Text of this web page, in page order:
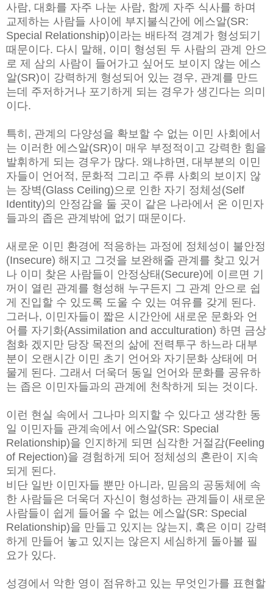
사람, 대화를 자주 나눈 사람, 함께 자주 식사를 하며
교제하는 사람들 사이에 부지불식간에 에스알(SR:
Special Relationship)이라는 배타적 경계가 형성되기
때문이다. 다시 말해, 이미 형성된 두 사람의 관계 안으
로 제 삼의 사람이 들어가고 싶어도 보이지 않는 에스
알(SR)이 강력하게 형성되어 있는 경우, 관계를 만드
는데 주저하거나 포기하게 되는 경우가 생긴다는 의미
이다.
특히, 관계의 다양성을 확보할 수 없는 이민 사회에서
는 이러한 에스알(SR)이 매우 부정적이고 강력한 힘을
발휘하게 되는 경우가 많다. 왜냐하면, 대부분의 이민
자들이 언어적, 문화적 그리고 주류 사회의 보이지 않
는 장벽(Glass Ceiling)으로 인한 자기 정체성(Self
Identity)의 안정감을 둘 곳이 같은 나라에서 온 이민자
들과의 좁은 관계밖에 없기 때문이다.
새로운 이민 환경에 적응하는 과정에 정체성이 불안정
(Insecure) 해지고 그것을 보완해줄 관계를 찾고 있거
나 이미 찾은 사람들이 안정상태(Secure)에 이르면 기
꺼이 열린 관계를 형성해 누구든지 그 관계 안으로 쉽
게 진입할 수 있도록 도울 수 있는 여유를 갖게 된다.
그러나, 이민자들이 짧은 시간안에 새로운 문화와 언
어를 자기화(Assimilation and acculturation) 하면 금상
첨화 겠지만 당장 목전의 삶에 전력투구 하느라 대부
분이 오랜시간 이민 초기 언어와 자기문화 상태에 머
물게 된다. 그래서 더욱더 동일 언어와 문화를 공유하
는 좁은 이민자들과의 관계에 천착하게 되는 것이다.
이런 현실 속에서 그나마 의지할 수 있다고 생각한 동
일 이민자들 관계속에서 에스알(SR: Special
Relationship)을 인지하게 되면 심각한 거절감(Feeling
of Rejection)을 경험하게 되어 정체성의 혼란이 지속
되게 된다.
비단 일반 이민자들 뿐만 아니라, 믿음의 공동체에 속
한 사람들은 더욱더 자신이 형성하는 관계들이 새로운
사람들이 쉽게 들어올 수 없는 에스알(SR: Special
Relationship)을 만들고 있지는 않는지, 혹은 이미 강력
하게 만들어 놓고 있지는 않은지 세심하게 돌아볼 필
요가 있다.
성경에서 악한 영이 점유하고 있는 무엇인가를 표현할